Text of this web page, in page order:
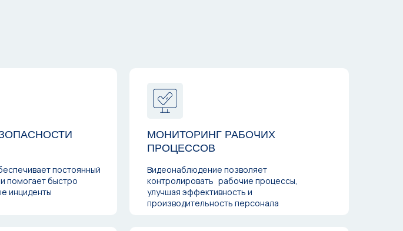
постоянный
помогает быстро
инциденты
МОНИТОРИНГ РАБОЧИХ
ПРОЦЕССОВ
Видеонаблюдение позволяет
контролировать рабочие процессы,
улучшая эффективность и
производительность персонала